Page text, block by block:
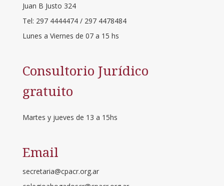
Juan B Justo 324
Tel: 297 4444474 / 297 4478484
Lunes a Viernes de 07 a 15 hs
Consultorio Jurídico
gratuito
Martes y jueves de 13 a 15hs
Email
secretaria@cpacr.org.ar